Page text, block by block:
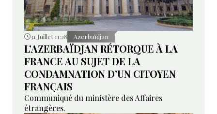
31 Juillet 11:28 Azerbaïdjan
L’AZERBAÏDJAN RÉTORQUE À LA
FRANCE AU SUJET DE LA
CONDAMNATION D’UN CITOYEN
FRANÇAIS
Communiqué du ministère des Affaires
étrangères.